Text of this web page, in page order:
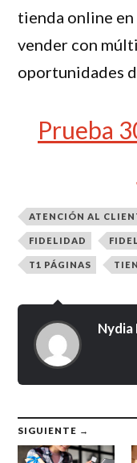
tienda online en
vender con
oportunidades
Prueba
ATENCIÓN AL
FIDELIDAD
T1 PÁGINAS
Nydia
SIGUIENTE →